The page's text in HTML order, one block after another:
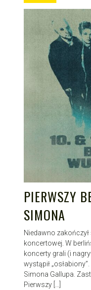
PIERWSZY
SIMONA
Niedawno
koncertowej. W
koncerty grali (i
wystąpił
Simona Gallupa.
Pierwszy […]